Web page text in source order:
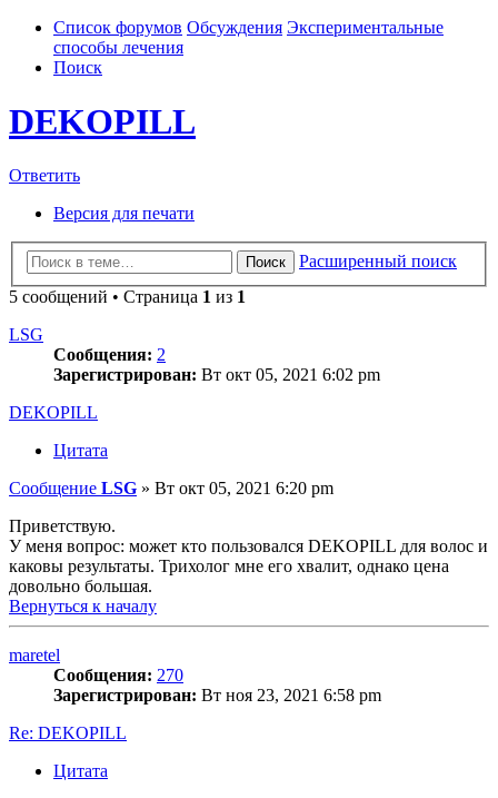
Список форумов Обсуждения Экспериментальные
способы лечения
Поиск
DEKOPILL
Ответить
Версия для печати
Поиск
Расширенный поиск
5 сообщений • Страница 1 из 1
LSG
Сообщения: 2
Зарегистрирован: Вт окт 05, 2021 6:02 pm
DEKOPILL
Цитата
Сообщение LSG » Вт окт 05, 2021 6:20 pm
Приветствую.
У меня вопрос: может кто пользовался DEKOPILL для волос и
каковы результаты. Трихолог мне его хвалит, однако цена
довольно большая.
Вернуться к началу
maretel
Сообщения: 270
Зарегистрирован: Вт ноя 23, 2021 6:58 pm
Re: DEKOPILL
Цитата